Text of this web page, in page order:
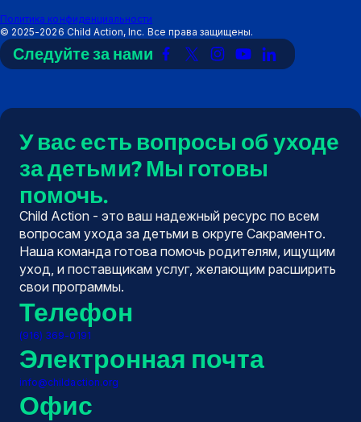
Политика конфиденциальности
© 2025-2026 Child Action, Inc. Все права защищены.
Следуйте за нами Ссылка
на
Ссылка
на
(Twitter)
Ссылка
на
Ссылка
на
Ссылка
на
У вас есть вопросы об уходе
за детьми? Мы готовы
помочь.
Child Action - это ваш надежный ресурс по всем
вопросам ухода за детьми в округе Сакраменто.
Наша команда готова помочь родителям, ищущим
уход, и поставщикам услуг, желающим расширить
свои программы.
Телефон
(916) 369-0191
Электронная почта
info@childaction.org
Офис